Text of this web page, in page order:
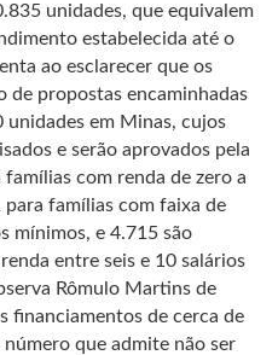
unidades, que equivalem
estabelecida até o
ao esclarecer que os
de propostas encaminhadas
unidades em Minas, cujos
e serão aprovados pela
com renda de zero a
famílias com faixa de
mínimos, e 4.715 são
entre seis e 10 salários
Rômulo Martins de
financiamentos de cerca de
que admite não ser